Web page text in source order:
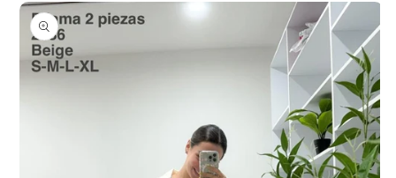
Abrir elemento multimedia 1 en una ventana modal